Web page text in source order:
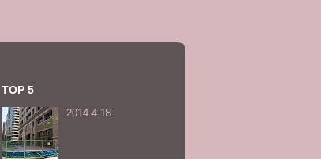
TOP 5
2014.4.18